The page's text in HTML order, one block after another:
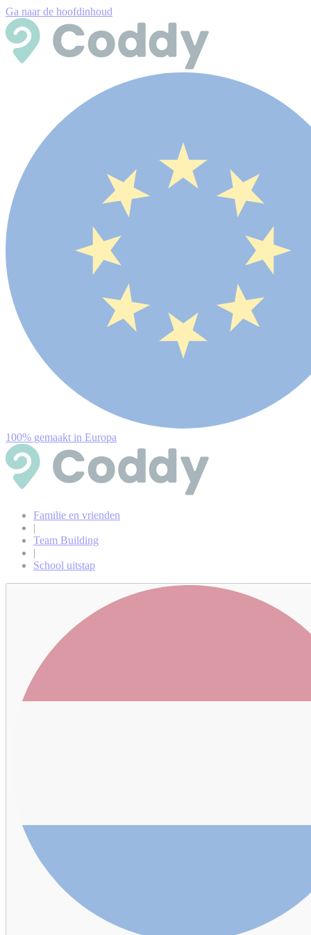
Ga naar de hoofdinhoud
100% gemaakt in Europa
Familie en vrienden
|
Team Building
|
School uitstap